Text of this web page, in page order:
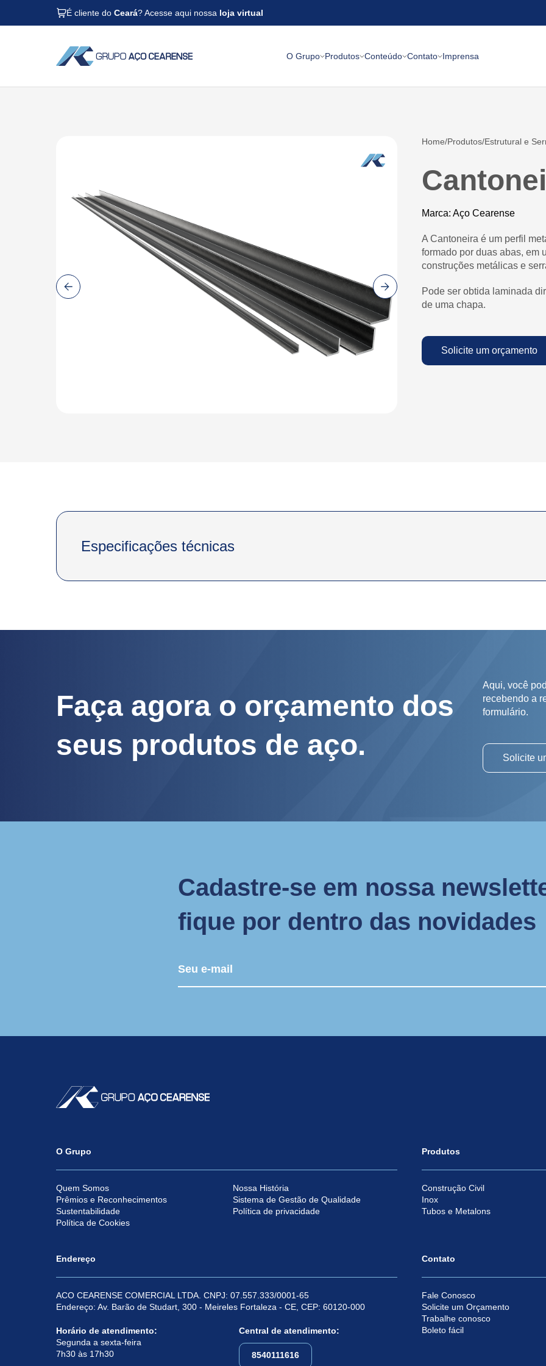
É cliente doCeará? Acesse aqui nossa loja virtual
O Grupo Produtos Conteúdo Contato Imprensa
Home Produtos Estrutural e
Marca: Aço Cearense
A Cantoneira é um perfil
formado por duas abas, em
construções metálicas e
Pode ser obtida laminada
de uma chapa.
Solicite um orçamento
Especificações técnicas
Faça agora o orçamento dos
seus produtos de aço.
Aqui, você
recebendo a
formulário.
Solicite
Cadastre-se em nossa
fique por dentro das novidades
O Grupo
Quem Somos
Nossa História
Prêmios e Reconhecimentos
Sistema de Gestão de Qualidade
Sustentabilidade
Política de privacidade
Política de Cookies
Produtos
Construção Civil
Inox
Tubos e Metalons
Endereço
ACO CEARENSE COMERCIAL LTDA. CNPJ: 07.557.333/0001-65
Endereço: Av. Barão de Studart, 300 - Meireles Fortaleza - CE, CEP: 60120-000
Horário de atendimento:
Segunda a sexta-feira
7h30 às 17h30
Central de atendimento:
8540111616
Contato
Fale Conosco
Solicite um Orçamento
Trabalhe conosco
Boleto fácil